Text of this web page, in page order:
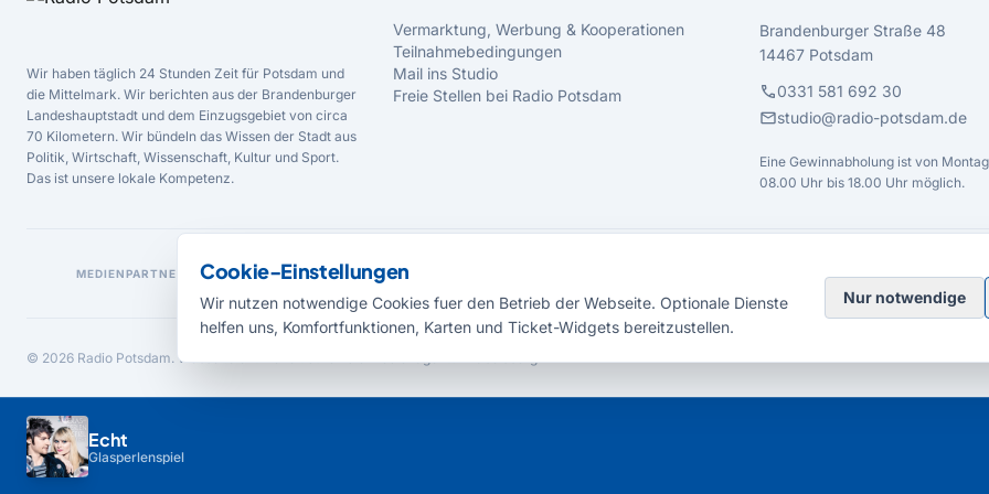
Echt
Glasperlenspiel
Wir haben täglich 24 Stunden Zeit für Potsdam und
die Mittelmark. Wir berichten aus der Brandenburger
Landeshauptstadt und dem Einzugsgebiet von circa
70 Kilometern. Wir bündeln das Wissen der Stadt aus
Politik, Wirtschaft, Wissenschaft, Kultur und Sport.
Das ist unsere lokale Kompetenz.
Vermarktung, Werbung & Kooperationen
Teilnahmebedingungen
Mail ins Studio
Freie Stellen bei Radio Potsdam
Brandenburger Straße 48
14467 Potsdam
call0331 581 692 30
mailstudio@radio-potsdam.de
Eine Gewinnabholung ist von
08.00 Uhr bis 18.00 Uhr möglich.
MEDIENPARTNER
© 2026 Radio Potsdam. Webseite entwickelt durch dieMedienagentur Babelsberg
Cookie-Einstellungen
Wir nutzen notwendige Cookies fuer den Betrieb der Webseite. Optionale Dienste
helfen uns, Komfortfunktionen, Karten und Ticket-Widgets bereitzustellen.
Nur notwendige